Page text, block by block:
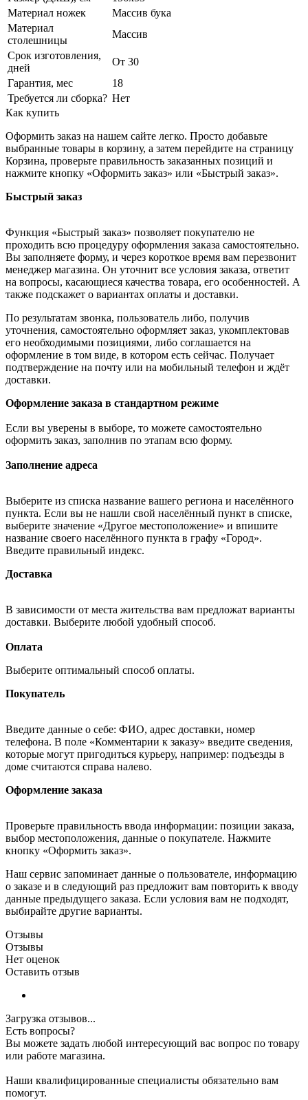
Материал ножек
Массив бука
Материал
столешницы
Массив
Срок изготовления,
дней
От 30
Гарантия, мес
18
Требуется ли сборка? Нет
Как купить
Оформить заказ на нашем сайте легко. Просто добавьте
выбранные товары в корзину, а затем перейдите на страницу
Корзина, проверьте правильность заказанных позиций и
нажмите кнопку «Оформить заказ» или «Быстрый заказ».
Быстрый заказ
Функция «Быстрый заказ» позволяет покупателю не
проходить всю процедуру оформления заказа самостоятельно.
Вы заполняете форму, и через короткое время вам перезвонит
менеджер магазина. Он уточнит все условия заказа, ответит
на вопросы, касающиеся качества товара, его особенностей. А
также подскажет о вариантах оплаты и доставки.
По результатам звонка, пользователь либо, получив
уточнения, самостоятельно оформляет заказ, укомплектовав
его необходимыми позициями, либо соглашается на
оформление в том виде, в котором есть сейчас. Получает
подтверждение на почту или на мобильный телефон и ждёт
доставки.
Оформление заказа в стандартном режиме
Если вы уверены в выборе, то можете самостоятельно
оформить заказ, заполнив по этапам всю форму.
Заполнение адреса
Выберите из списка название вашего региона и населённого
пункта. Если вы не нашли свой населённый пункт в списке,
выберите значение «Другое местоположение» и впишите
название своего населённого пункта в графу «Город».
Введите правильный индекс.
Доставка
В зависимости от места жительства вам предложат варианты
доставки. Выберите любой удобный способ.
Оплата
Выберите оптимальный способ оплаты.
Покупатель
Введите данные о себе: ФИО, адрес доставки, номер
телефона. В поле «Комментарии к заказу» введите сведения,
которые могут пригодиться курьеру, например: подъезды в
доме считаются справа налево.
Оформление заказа
Проверьте правильность ввода информации: позиции заказа,
выбор местоположения, данные о покупателе. Нажмите
кнопку «Оформить заказ».
Наш сервис запоминает данные о пользователе, информацию
о заказе и в следующий раз предложит вам повторить к вводу
данные предыдущего заказа. Если условия вам не подходят,
выбирайте другие варианты.
Отзывы
Отзывы
Нет оценок
Оставить отзыв
Загрузка отзывов...
Есть вопросы?
Вы можете задать любой интересующий вас вопрос по товару
или работе магазина.
Наши квалифицированные специалисты обязательно вам
помогут.